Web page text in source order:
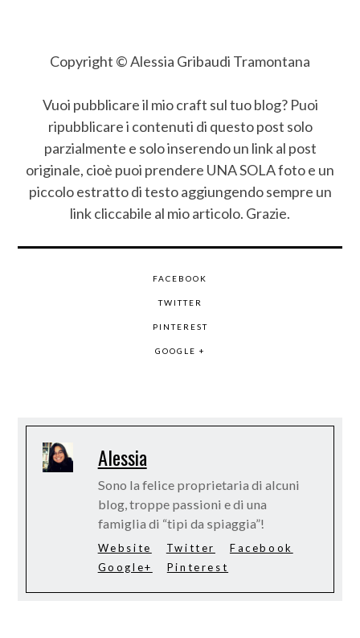
Copyright © Alessia Gribaudi Tramontana
Vuoi pubblicare il mio craft sul tuo blog? Puoi
ripubblicare i contenuti di questo post solo
parzialmente e solo inserendo un link al post
originale, cioè puoi prendere UNA SOLA foto e un
piccolo estratto di testo aggiungendo sempre un
link cliccabile al mio articolo. Grazie.
FACEBOOK
TWITTER
PINTEREST
GOOGLE +
Alessia
Sono la felice proprietaria di alcuni
blog, troppe passioni e di una
famiglia di “tipi da spiaggia”!
Website Twitter
Facebook
Google+
Pinterest